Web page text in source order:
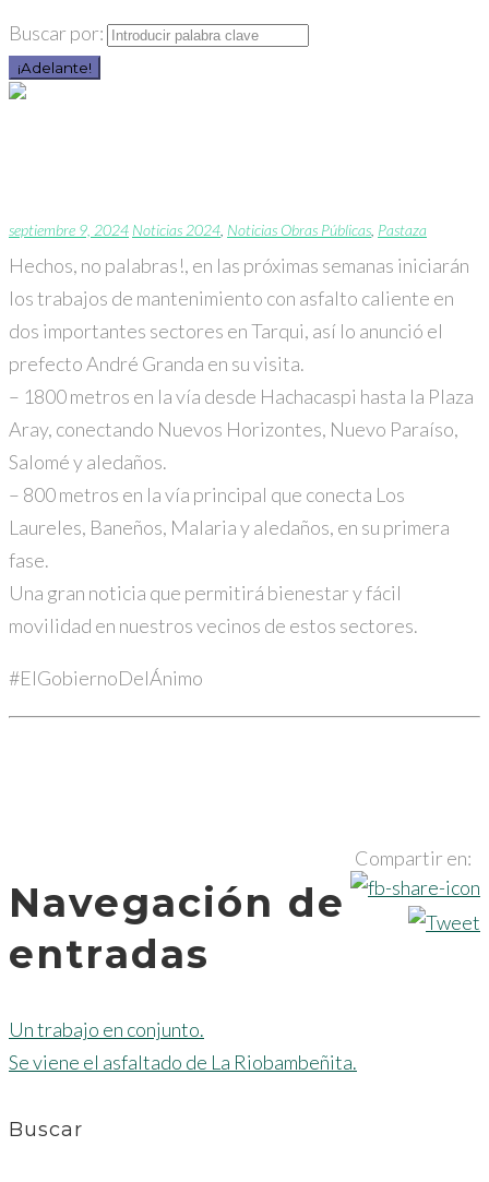
Buscar por:
¡Adelante!
septiembre 9, 2024 Noticias 2024 Noticias Obras Públicas Pastaza
Hechos, no palabras!, en las próximas semanas iniciarán
los trabajos de mantenimiento con asfalto caliente en
dos importantes sectores enTarqui, así lo anunció el
prefectoAndré Granda en su visita.
– 1800 metros en la vía desde Hachacaspi hasta la Plaza
Aray, conectando Nuevos Horizontes, Nuevo Paraíso,
Salomé y aledaños.
– 800 metros en la vía principal que conecta Los
Laureles, Baneños, Malaria y aledaños, en su primera
fase.
Una gran noticia que permitirá bienestar y fácil
movilidad en nuestros vecinos de estos sectores.
#ElGobiernoDelÁnimo
Compartir en:
Navegación de
entradas
Un trabajo en conjunto.
Se viene el asfaltado de La Riobambeñita.
Buscar